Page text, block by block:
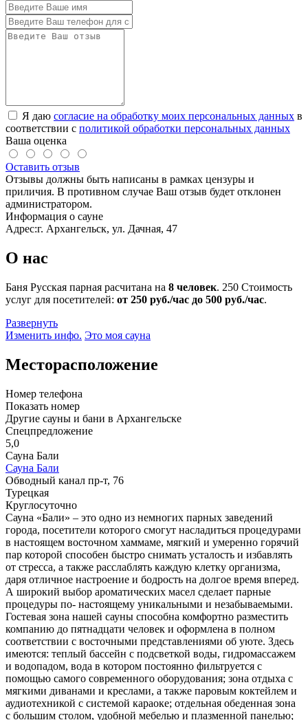
Я даю согласие на обработку моих персональных данных в
соответствии с политикой обработки персональных данных
Ваша оценка
Оставить отзыв
Отзывы должны быть написаны в рамках цензуры и
приличия. В противном случае Ваш отзыв будет отклонен
администратором.
Информация о сауне
Адрес:г. Архангельск, ул. Дачная, 47
О нас
Баня Русская парная расчитана на 8 человек. 250 Стоимость
услуг для посетителей: от 250 руб./час до 500 руб./час.
Развернуть
Изменить инфо. Это моя сауна
Месторасположение
Номер телефона
Показать номер
Другие сауны и бани в Архангельске
Спецпредложение
5,0
Сауна Бали
Сауна Бали
Обводный канал пр-т, 76
Турецкая
Круглосуточно
Сауна «Бали» – это одно из немногих парных заведений
города, посетители которого смогут насладиться процедурами
в настоящем восточном хаммаме, мягкий и умеренно горячий
пар которой способен быстро снимать усталость и избавлять
от стресса, а также расслаблять каждую клетку организма,
даря отличное настроение и бодрость на долгое время вперед.
А широкий выбор ароматических масел сделает парные
процедуры по- настоящему уникальными и незабываемыми.
Гостевая зона нашей сауны способна комфортно разместить
компанию до пятнадцати человек и оформлена в полном
соответствии с восточными представлениями об уюте. Здесь
имеются: теплый бассейн с подсветкой воды, гидромассажем
и водопадом, вода в котором постоянно фильтруется с
помощью самого современного оборудования; зона отдыха с
мягкими диванами и креслами, а также паровым коктейлем и
аудиотехникой с системой караоке; отдельная обеденная зона
с большим столом, удобной мебелью и плазменной панелью;